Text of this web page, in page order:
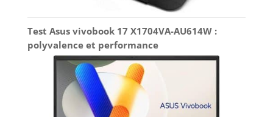
Test Asus vivobook 17 X1704VA-AU614W :
polyvalence et performance